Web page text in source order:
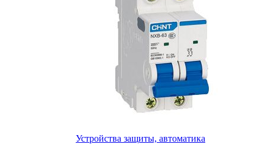
Устройства защиты, автоматика